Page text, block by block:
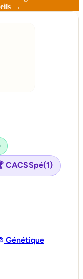
→
CACSSpé(1)
Génétique